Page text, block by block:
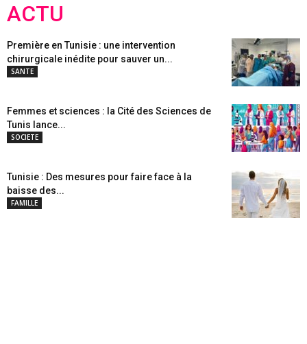
ACTU
Première en Tunisie : une intervention
chirurgicale inédite pour sauver un...
SANTE
Femmes et sciences : la Cité des Sciences de
Tunis lance...
SOCIETE
Tunisie : Des mesures pour faire face à la
baisse des...
FAMILLE